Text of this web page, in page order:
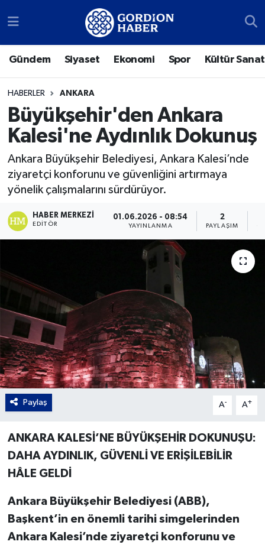
Gündem Siyaset Ekonomi Spor Kültür Sanat
HABERLER ANKARA
Büyükşehir'den Ankara
Kalesi'ne Aydınlık Dokunuş
Ankara Büyükşehir Belediyesi, Ankara Kalesi’nde
ziyaretçi konforunu ve güvenliğini artırmaya
yönelik çalışmalarını sürdürüyor.
HABER MERKEZI
EDITÖR
01.06.2026 - 08:54
YAYINLANMA
2
PAYLAŞIM
Paylaş A- A+
ANKARA KALESİ’NE BÜYÜKŞEHİR DOKUNUŞU:
DAHA AYDINLIK, GÜVENLİ VE ERİŞİLEBİLİR
HÂLE GELDİ
Ankara Büyükşehir Belediyesi (ABB),
Başkent’in en önemli tarihi simgelerinden
Ankara Kalesi’nde ziyaretçi konforunu ve
Sosyal Medya Hesaplarımız
Siyaset
Ekonomi
Spor
Kültür Sanat
Türk Dünyası
Gordion
Ankara Nöbetçi Eczaneler
Ankara Trafik Yoğunluk Haritası
Süper Lig Puan Durumu ve Fikstür
Tüm Manşetler
Son Dakika Haberleri
Haber Arşivi